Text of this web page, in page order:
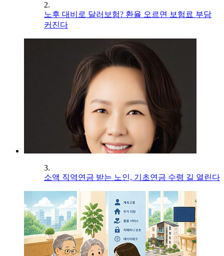
2.
노후 대비로 달러보험? 환율 오르면 보험료 부담
커진다
3.
소액 직역연금 받는 노인, 기초연금 수령 길 열린다